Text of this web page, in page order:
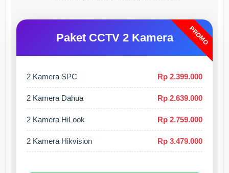
PROMO
Paket CCTV 2 Kamera
2 Kamera SPC Rp 2.399.000
2 Kamera Dahua Rp 2.639.000
2 Kamera HiLook Rp 2.759.000
2 Kamera Hikvision Rp 3.479.000